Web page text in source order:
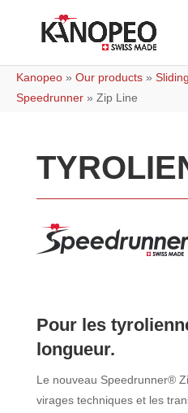
Kanopeo » Our products »
Speedrunner » Zip Line
Pour les
longueur.
Le nouveau Speedrunner®
virages techniques et les